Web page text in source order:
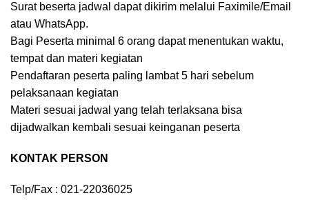
Surat beserta jadwal dapat dikirim melalui Faximile/Email
atau WhatsApp.
Bagi Peserta minimal 6 orang dapat menentukan waktu,
tempat dan materi kegiatan
Pendaftaran peserta paling lambat 5 hari sebelum
pelaksanaan kegiatan
Materi sesuai jadwal yang telah terlaksana bisa
dijadwalkan kembali sesuai keinganan peserta
KONTAK PERSON
Telp/Fax : 021-22036025